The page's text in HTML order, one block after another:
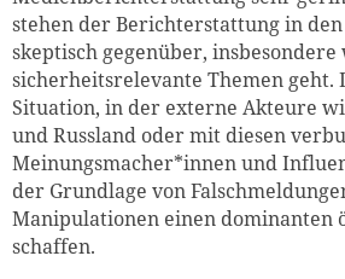
stehen der Berichterstattung in
skeptisch gegenüber, insbesondere
sicherheitsrelevante Themen geht.
Situation, in der externe Akteure
und Russland oder mit diesen
Meinungsmacher*innen und
der Grundlage von
Manipulationen einen dominanten
schaffen.